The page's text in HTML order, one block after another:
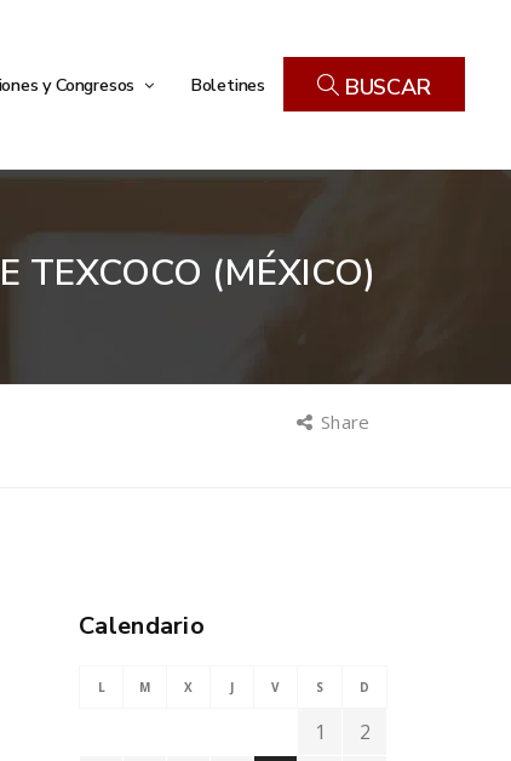
y Congresos Boletines BUSCAR
TEXCOCO (MÉXICO)
Share
Calendario
L M X J V S D
1
2